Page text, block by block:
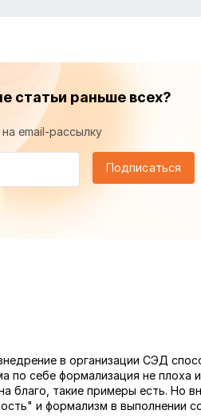
статьи раньше всех?
email-рассылку
Подписаться
в организации СЭД
по себе формализация не плоха
благо, такие примеры есть. Но
и формализм в выполнении